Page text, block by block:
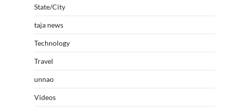
State/City
taja news
Technology
Travel
unnao
Videos